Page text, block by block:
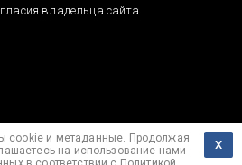
владельца сайта
Megagroup.ru
cookie и метаданные. Продолжая
на использование нами
Х